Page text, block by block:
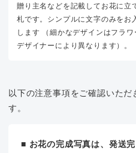
贈り主名などを記載してお花に立
札です。シンプルに文字のみをお
します （細かなデザインはフラワ
デザイナーにより異なります）。
以下の注意事項をご確認いた
す。
■ お花の完成写真は、発送